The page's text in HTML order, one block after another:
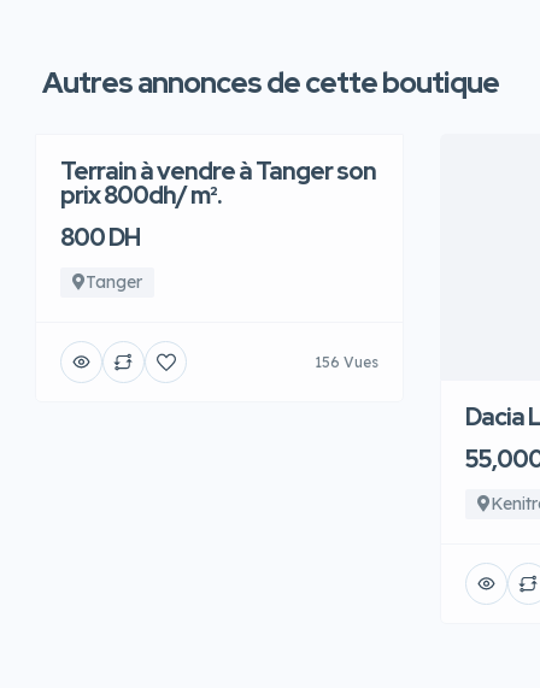
Autres annonces de cette boutique
Terrain à vendre à Tanger son
prix 800dh/ m².
800 DH
Tanger
156 Vues
Dacia